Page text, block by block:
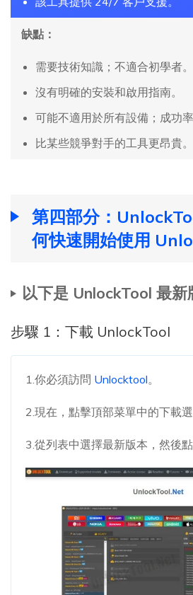
缺點：
需要技術知識；不適合初學者。
沒有明確的安裝和啟用指南。
可能不適用於所有設備；成功率
比某些競爭對手的工具更昂貴。
第四部分：
何快速開始使用
以下是 UnlockTool 最
步驟 1：下載 UnlockTool
1.你必須訪問 Unlocktool。
2.現在，點擊頂部菜單中的下載選
3.從列表中選擇最新版本，然後